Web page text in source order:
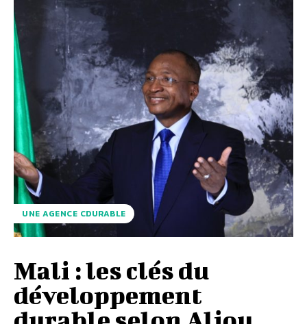
UNE AGENCE CDURABLE
Mali : les clés du
développement